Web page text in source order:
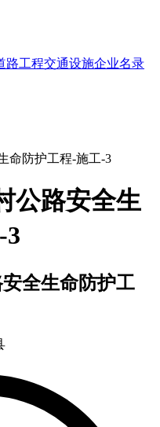
路工程交通设施企业名录
命防护工程-施工-3
公路安全生
3
全生命防护工